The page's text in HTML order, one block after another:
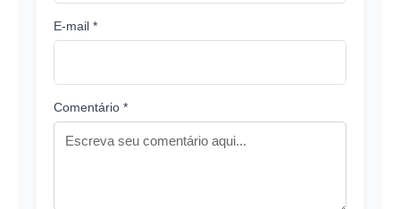
E-mail *
Comentário *